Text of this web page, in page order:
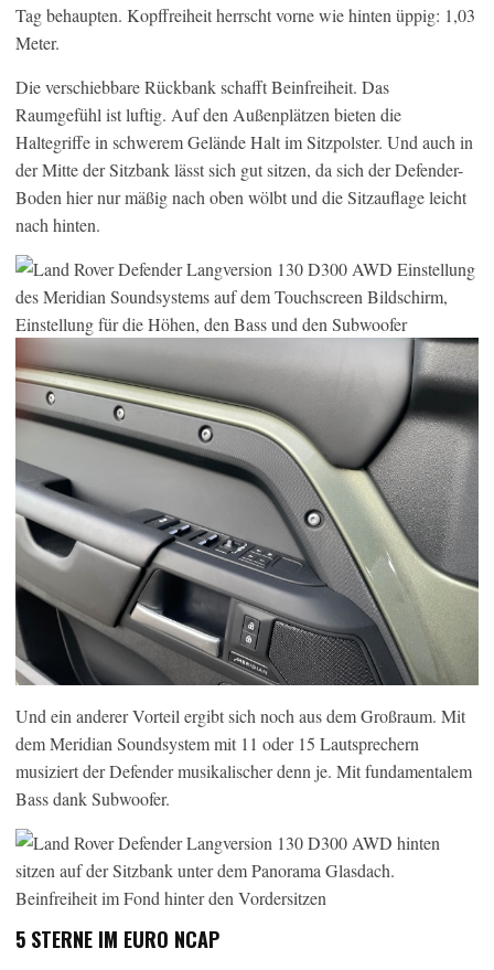
Tag behaupten. Kopffreiheit herrscht vorne wie hinten üppig: 1,03
Meter.
Die verschiebbare Rückbank schafft Beinfreiheit. Das
Raumgefühl ist luftig. Auf den Außenplätzen bieten die
Haltegriffe in schwerem Gelände Halt im Sitzpolster. Und auch in
der Mitte der Sitzbank lässt sich gut sitzen, da sich der Defender-
Boden hier nur mäßig nach oben wölbt und die Sitzauflage leicht
nach hinten.
Und ein anderer Vorteil ergibt sich noch aus dem Großraum. Mit
dem Meridian Soundsystem mit 11 oder 15 Lautsprechern
musiziert der Defender musikalischer denn je. Mit fundamentalem
Bass dank Subwoofer.
5 STERNE IM EURO NCAP